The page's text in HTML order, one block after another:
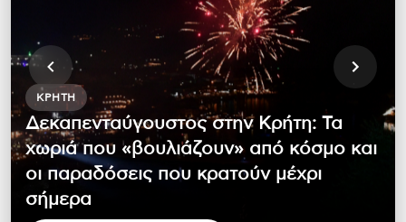
ΚΡΉΤΗ
Δεκαπενταύγουστος στην Κρήτη: Τα
χωριά που «βουλιάζουν» από κόσμο και
οι παραδόσεις που κρατούν μέχρι
σήμερα